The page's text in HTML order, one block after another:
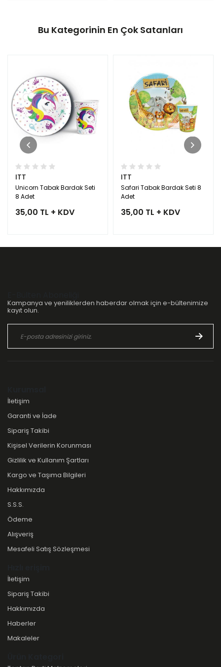
Bu Kategorinin En Çok Satanları
ITT
Unicorn Tabak Bardak Seti
8 Adet
35,00 TL + KDV
ITT
Safari Tabak Bardak Seti 8
Adet
35,00 TL + KDV
Kampanya ve yeniliklerden haberdar olmak için e-bültenimize
kayıt olun.
İletişim
Garanti ve İade
Sipariş Takibi
Kişisel Verilerin Korunması
Gizlilik ve Kullanım Şartları
Kargo ve Taşıma Bilgileri
Hakkımızda
S.S.S.
Ödeme
Alışveriş
Mesafeli Satış Sözleşmesi
İletişim
Sipariş Takibi
Hakkımızda
Haberler
Makaleler